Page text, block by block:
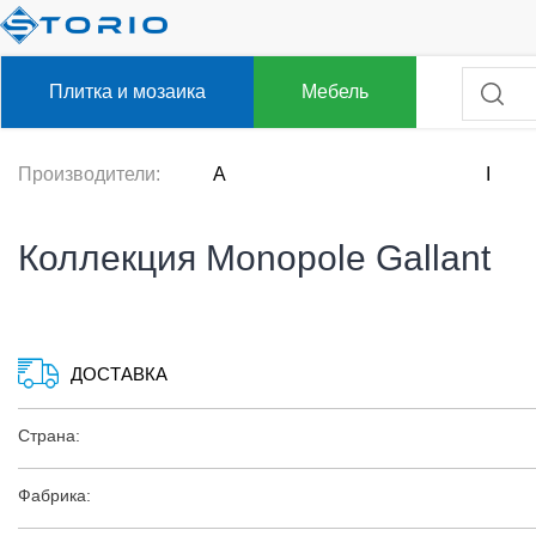
Плитка и мозаика Мебель
Производители: A
Коллекция Monopole Gallant
ДОСТАВКА
Страна:
Фабрика: